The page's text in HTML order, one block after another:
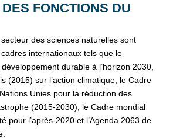
FONCTIONS DU
des sciences naturelles sont
internationaux tels que le
durable à l’horizon 2030,
(2015) sur l’action climatique, le Cadre
Unies pour la réduction des
(2015-2030), le Cadre mondial
pour l’après-2020 et l’Agenda 2063 de